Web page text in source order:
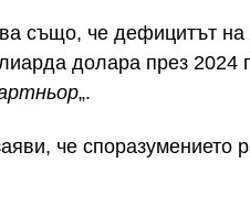
също, че дефицитът
долара през 2024
„.
че споразумението